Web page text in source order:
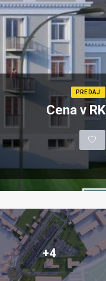
PREDAJ
Cena v RK
+4